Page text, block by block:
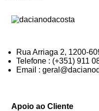
Rua Arriaga 2, 1200-
Telefone : (+351) 911
Email :
Apoio ao Cliente